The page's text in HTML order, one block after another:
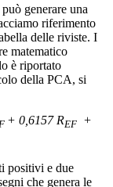
generare una
riferimento
delle riviste. I
matematico
è riportato
della PCA, si
+ 0,6157 REF +
positivi e due
che genera le